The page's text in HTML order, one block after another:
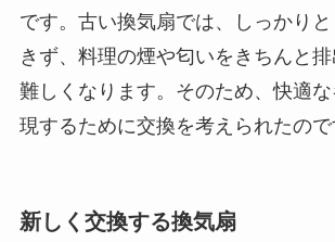
です。古い換気扇では、しっかり
きず、料理の煙や匂いをきちんと
難しくなります。そのため、快適
現するために交換を考えられたので
新しく交換する換気扇